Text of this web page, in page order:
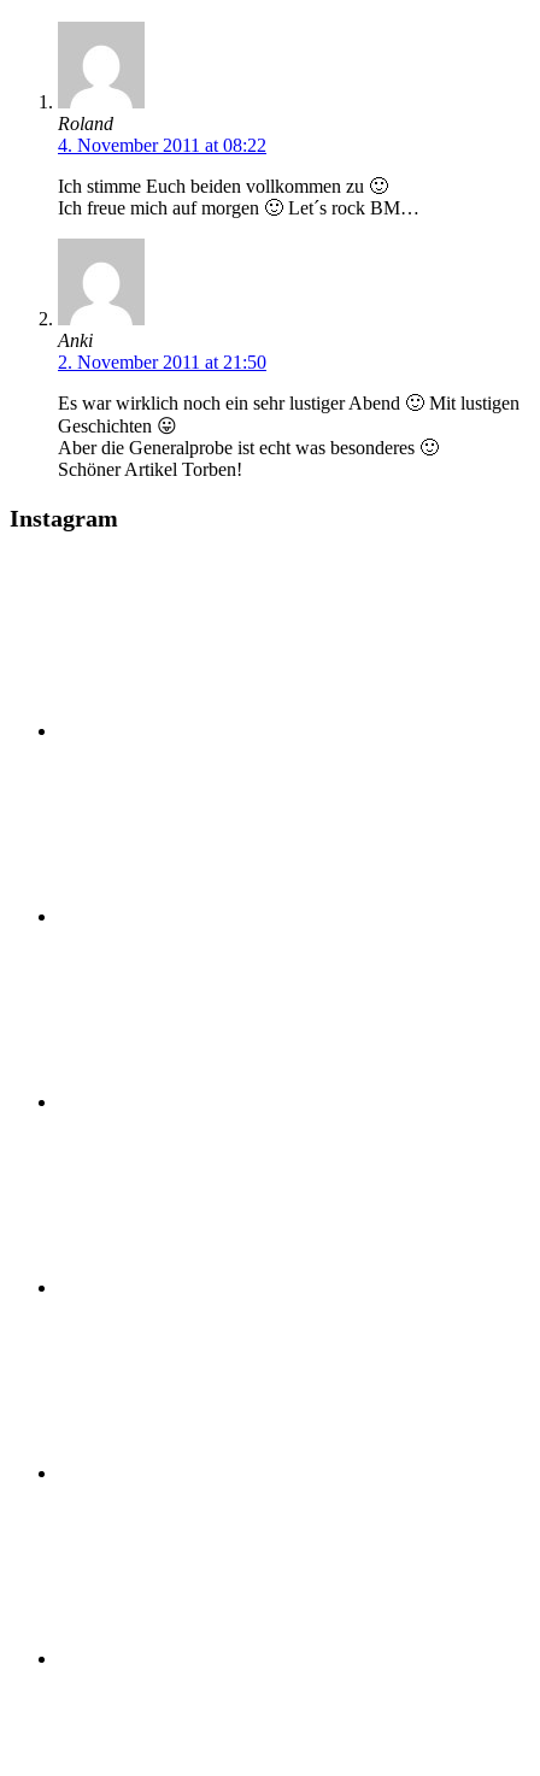
Roland
4. November 2011 at 08:22
Ich stimme Euch beiden vollkommen zu 🙂
Ich freue mich auf morgen 🙂 Let´s rock BM…
Anki
2. November 2011 at 21:50
Es war wirklich noch ein sehr lustiger Abend 🙂 Mit lustigen
Geschichten 😛
Aber die Generalprobe ist echt was besonderes 🙂
Schöner Artikel Torben!
Instagram